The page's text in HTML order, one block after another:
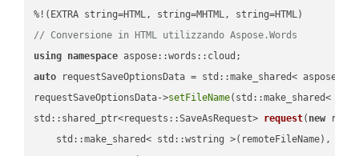
// Conversione in HTML utilizzando Aspose.Words
using namespace
auto requestSaveOptionsData = std::make_shared<
requestSaveOptionsData->setFileName(std::make_shared<
std::shared_ptr<requests::SaveAsRequest> request( new
    std::make_shared< std::wstring >(remoteFileName),